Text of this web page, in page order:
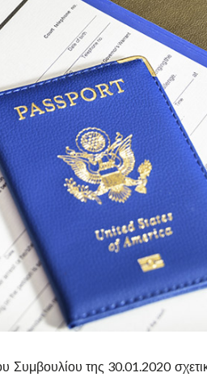
Συμβουλίου της 30.01.2020